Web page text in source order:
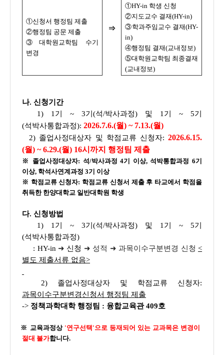
⇒
①신청서 행정팀 제출
②행정팀 공문 제출
③대학원교학팀 수기
변경
①HY-in 학생 신청
②지도교수 결재(HY-in)
③학과주임교수 결재(HY-
in)
④행정팀 결재(교내정보)
⑤대학원교학팀 최종결재
(교내정보)
나. 신청기간
1) 1기 ~ 3기(석/박사과정) 및 1기 ~ 5기
(석박사통합과정): 2026.7.6.(월) ~ 7.13.(월)
2) 졸업사정대상자 및 학점교류 신청자: 2026.6.15.
(월) ~ 6.29.(월) 16시까지 행정팀 제출
※ 졸업사정대상자: 석/박사과정 4기 이상, 석박통합과정 6기
이상, 학석사연계과정 3기 이상
※ 학점교류 신청자: 학점교류 신청서 제출 후 타교에서 학점을
취득한 한양대학교 일반대학원 학생
다. 신청방법
1) 1기 ~ 3기(석/박사과정) 및 1기 ~ 5기
(석박사통합과정)
: HY-in ➜ 신청 ➜ 성적 ➜ 과목이수구분변경 신청<
별도 제출서류 없음>
2) 졸업사정대상자 및 학점교류 신청자:
과목이수구분변경신청서 행정팀 제출
-> 정책과학대학 행정팀 : 융합교육관 409호
※ 교육과정상 '연구선택'으로 등재되어 있는 교과목은 변경이
절대 불가합니다.